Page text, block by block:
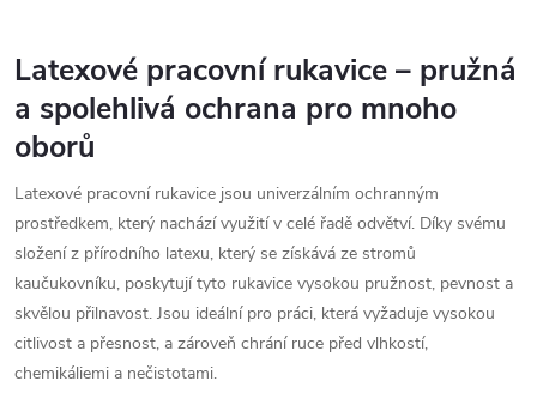
l
á
d
a
c
í
p
Latexové pracovní rukavice – pružná
a spolehlivá ochrana pro mnoho
oborů
Latexové pracovní rukavice jsou univerzálním ochranným
prostředkem, který nachází využití v celé řadě odvětví. Díky svému
složení z přírodního latexu, který se získává ze stromů
kaučukovníku, poskytují tyto rukavice vysokou pružnost, pevnost a
skvělou přilnavost. Jsou ideální pro práci, která vyžaduje vysokou
citlivost a přesnost, a zároveň chrání ruce před vlhkostí,
chemikáliemi a nečistotami.